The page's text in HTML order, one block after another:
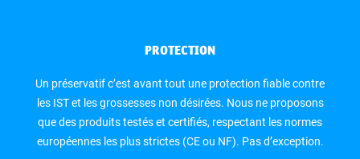
PROTECTION
Un préservatif c’est avant tout une protection fiable contre
les IST et les grossesses non désirées. Nous ne proposons
que des produits testés et certifiés, respectant les normes
européennes les plus strictes (CE ou NF). Pas d’exception.